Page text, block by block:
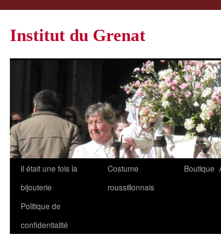
Institut du Grenat
Il était une fois la
bijouterie
Costume
roussillonnais
Boutique
Politique de
confidentialité